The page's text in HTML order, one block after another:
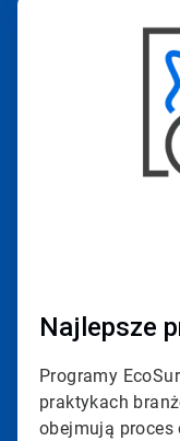
ArticleTile
Najlepsze
Programy
praktykach
obejmują proces